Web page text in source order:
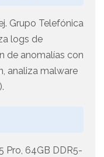
Grupo Telefónica
logs de
de anomalías con
analiza malware
Pro, 64GB DDR5-